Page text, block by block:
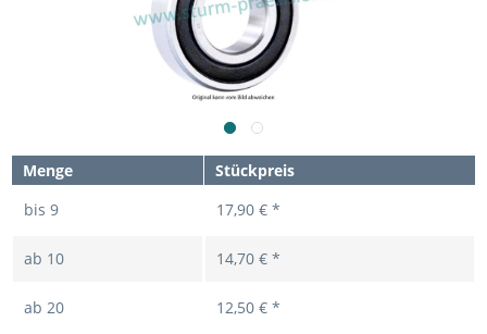
Menge
Stückpreis
bis 9 17,90 € *
ab 10 14,70 € *
ab 20 12,50 € *